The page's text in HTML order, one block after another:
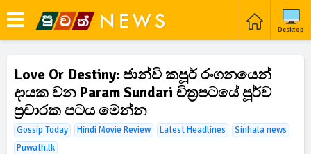
Desktop
Love Or Destiny: ජාන්වි කපූර් රංගනයෙන්
දායක වන Param Sundari චිත්‍රපටයේ පූර්ව
ප්‍රචාරක පටය මෙන්න
Gossip Today Hindi Movie Review Latest Headlines
Sinhala news
Puwath.lk